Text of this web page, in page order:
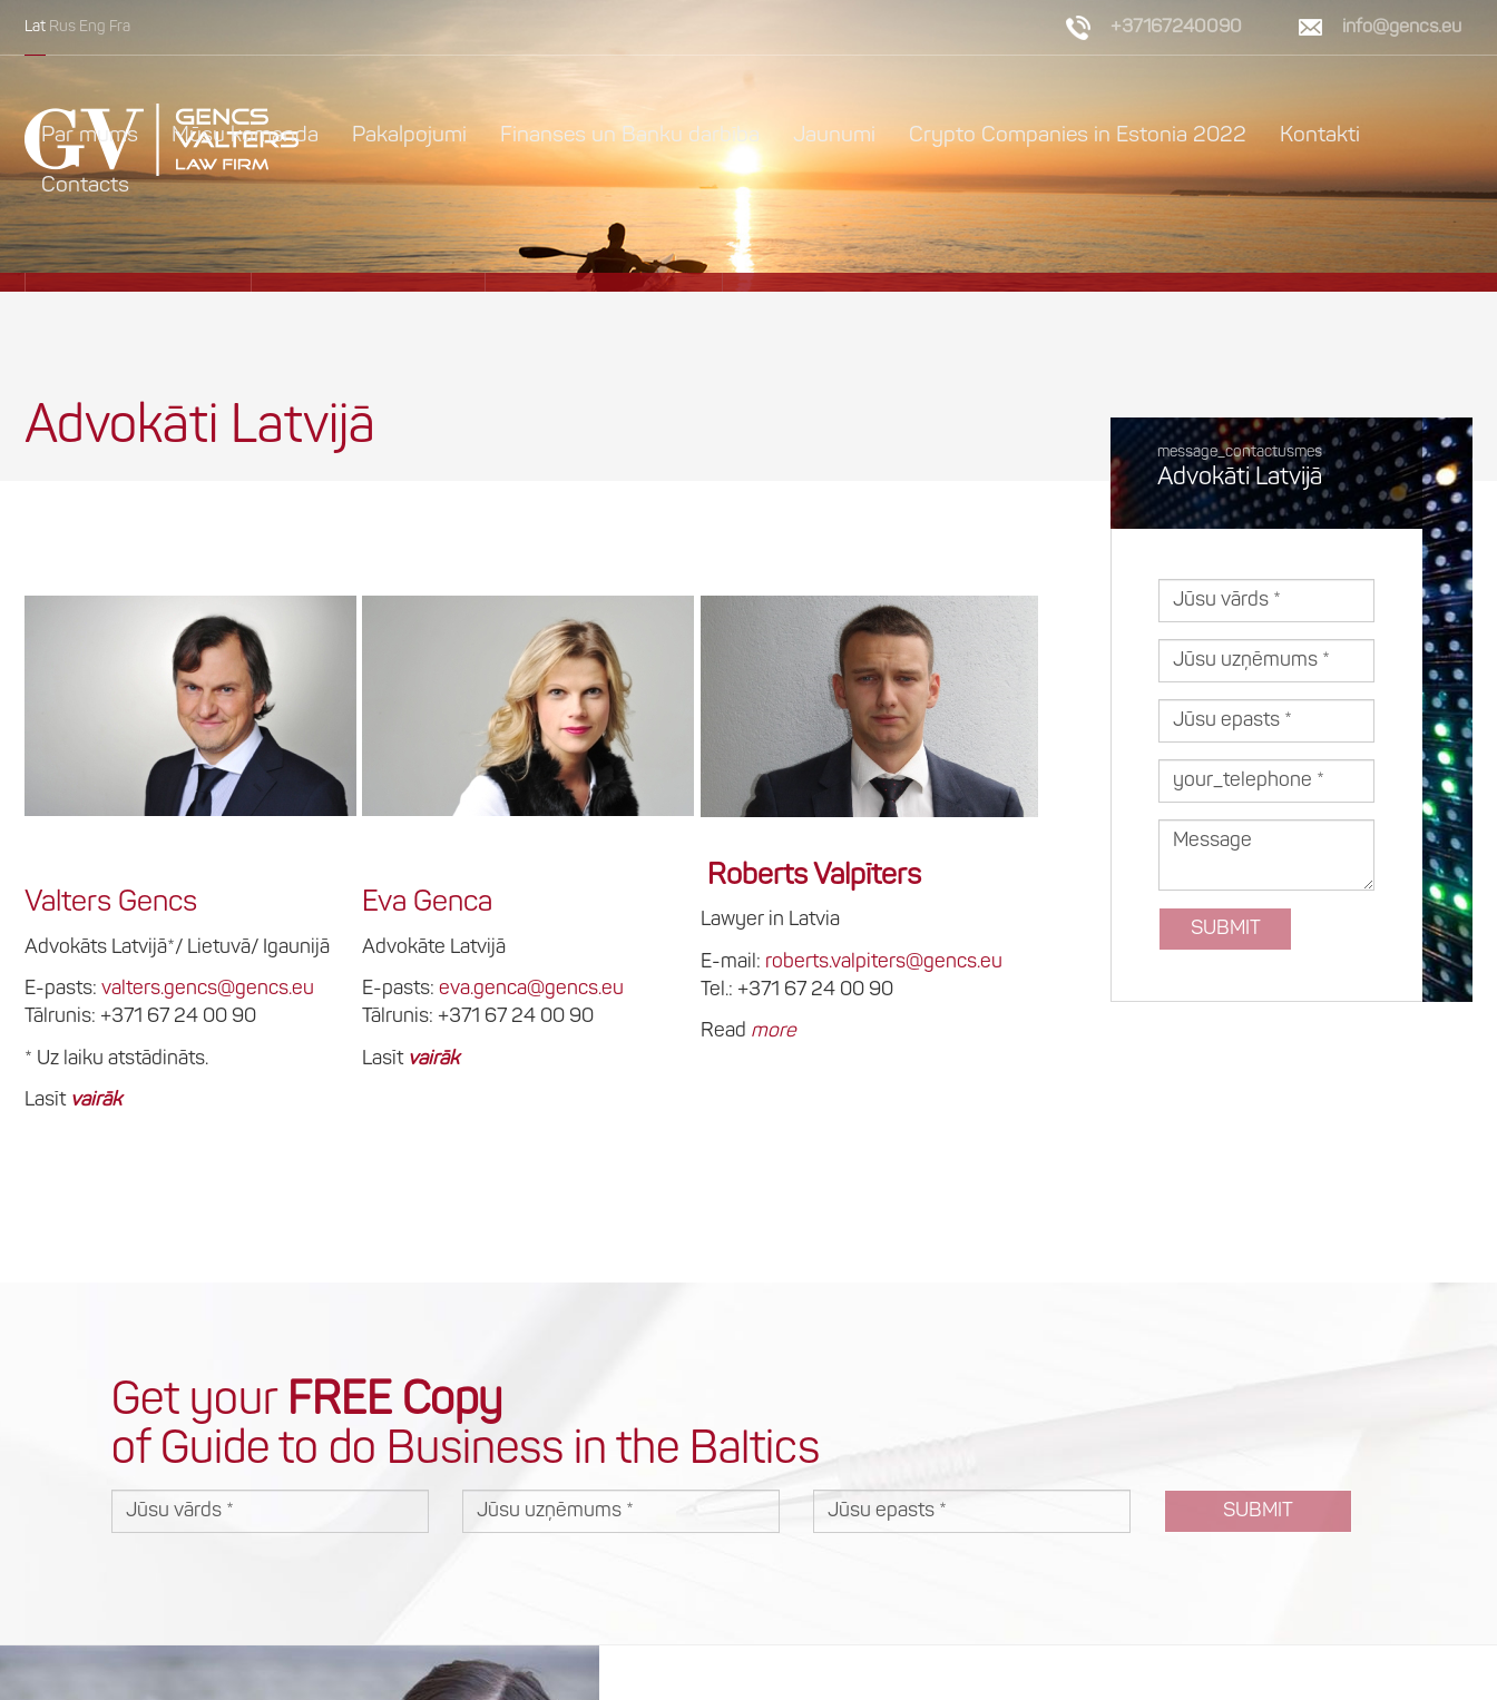
Lat Rus Eng Fra +37167240090 info@gencs.eu
Par mums Mūsu komanda Pakalpojumi Finanses un Banku darbība Jaunumi Crypto Companies in Estonia 2022 Kontakti
Contacts
Advokāti Latvijā
Valters Gencs
Advokāts Latvijā*/ Lietuvā/ Igaunijā
E-pasts: valters.gencs@gencs.eu
Tālrunis: +371 67 24 00 90
* Uz laiku atstādināts.
Lasīt vairāk
Eva Genca
Advokāte Latvijā
E-pasts:eva.genca@gencs.eu
Tālrunis: +371 67 24 00 90
Lasīt vairāk
Roberts Valpīters
Lawyer in Latvia
E-mail: roberts.valpiters@gencs.eu
Tel.: +371 67 24 00 90
Read more
message_contactusmes
Advokāti Latvijā
Jūsu
vārds
Jūsu
uzņēmums
Jūsu
epasts
your_telephone
Message
SUBMIT
Get your FREE Copy
of Guide to do Business in the Baltics
Jūsu vārds Jūsu uzņēmums Jūsu epasts SUBMIT